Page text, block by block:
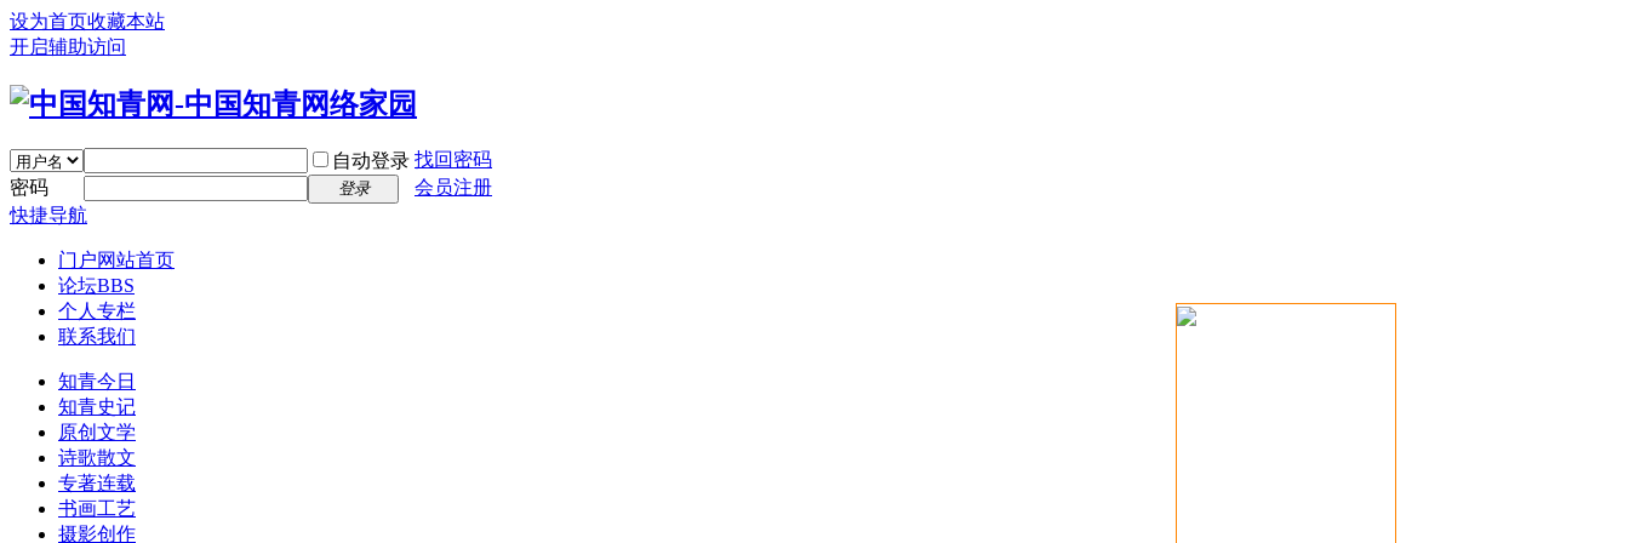
设为首页收藏本站
开启辅助访问
自动登录 找回密码
密码
登录
会员注册
快捷导航
门户网站首页
论坛BBS
个人专栏
联系我们
知青今日
知青史记
原创文学
诗歌散文
专著连载
书画工艺
摄影创作